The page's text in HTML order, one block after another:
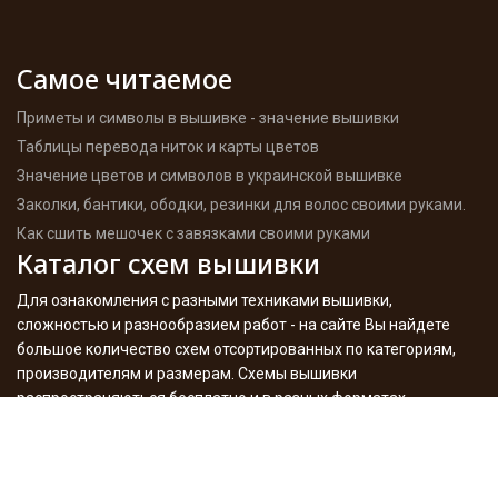
Самое читаемое
Приметы и символы в вышивке - значение вышивки
Таблицы перевода ниток и карты цветов
Значение цветов и символов в украинской вышивке
Заколки, бантики, ободки, резинки для волос своими руками.
Как сшить мешочек с завязками своими руками
Каталог схем вышивки
Для ознакомления с разными техниками вышивки,
сложностью и разнообразием работ - на сайте Вы найдете
большое количество схем отсортированных по категориям,
производителям и размерам. Схемы вышивки
распространяються бесплатно и в разных форматах.